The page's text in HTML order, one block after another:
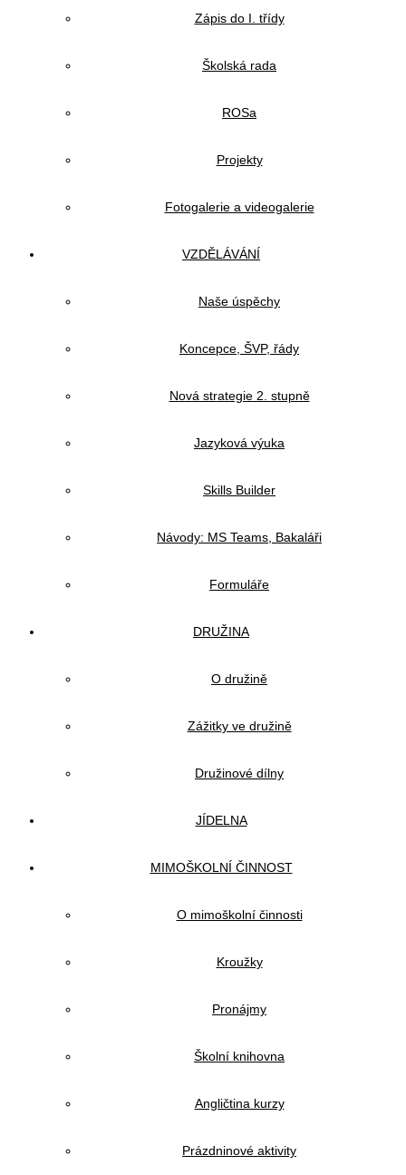
Zápis do I. třídy
Školská rada
ROSa
Projekty
Fotogalerie a videogalerie
VZDĚLÁVÁNÍ
Naše úspěchy
Koncepce, ŠVP, řády
Nová strategie 2. stupně
Jazyková výuka
Skills Builder
Návody: MS Teams, Bakaláři
Formuláře
DRUŽINA
O družině
Zážitky ve družině
Družinové dílny
JÍDELNA
MIMOŠKOLNÍ ČINNOST
O mimoškolní činnosti
Kroužky
Pronájmy
Školní knihovna
Angličtina kurzy
Prázdninové aktivity